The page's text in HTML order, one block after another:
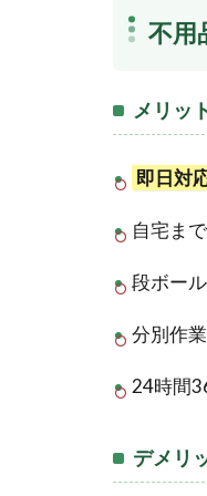
不用
メリッ
即日対
自宅ま
段ボー
分別作
24時間
デメリ